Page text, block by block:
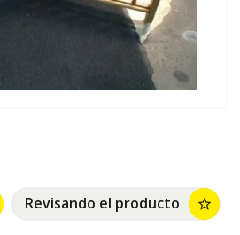
Revisando el producto star_border